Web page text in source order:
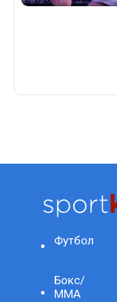
Футбол
Бокс/
ММА